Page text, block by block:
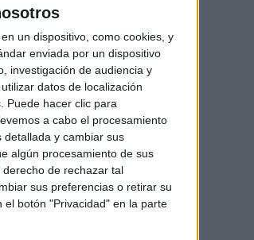
un dispositivo, como cookies, y
enviada por un dispositivo
investigación de audiencia y
datos de localización
Puede hacer clic para
a cabo el procesamiento
y cambiar sus
algún procesamiento de sus
de rechazar tal
sus preferencias o retirar su
botón "Privacidad" en la parte